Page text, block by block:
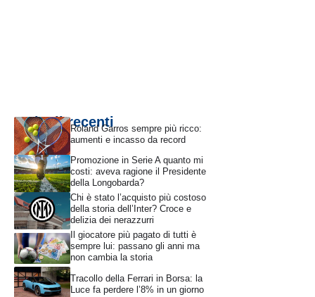
Articoli recentiRoland Garros sempre più ricco:
aumenti e incasso da record
Promozione in Serie A quanto mi
costi: aveva ragione il Presidente
della Longobarda?
Chi è stato l’acquisto più costoso
della storia dell’Inter? Croce e
delizia dei nerazzurri
Il giocatore più pagato di tutti è
sempre lui: passano gli anni ma
non cambia la storia
Tracollo della Ferrari in Borsa: la
Luce fa perdere l’8% in un giorno